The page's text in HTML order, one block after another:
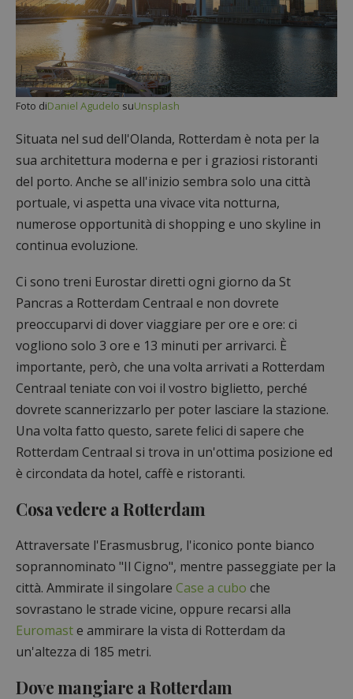
Foto diDaniel Agudelo suUnsplash
Situata nel sud dell'Olanda, Rotterdam è nota per la
sua architettura moderna e per i graziosi ristoranti
del porto. Anche se all'inizio sembra solo una città
portuale, vi aspetta una vivace vita notturna,
numerose opportunità di shopping e uno skyline in
continua evoluzione.
Ci sono treni Eurostar diretti ogni giorno da St
Pancras a Rotterdam Centraal e non dovrete
preoccuparvi di dover viaggiare per ore e ore: ci
vogliono solo 3 ore e 13 minuti per arrivarci. È
importante, però, che una volta arrivati a Rotterdam
Centraal teniate con voi il vostro biglietto, perché
dovrete scannerizzarlo per poter lasciare la stazione.
Una volta fatto questo, sarete felici di sapere che
Rotterdam Centraal si trova in un'ottima posizione ed
è circondata da hotel, caffè e ristoranti.
Cosa vedere a Rotterdam
Attraversate l'Erasmusbrug, l'iconico ponte bianco
soprannominato "Il Cigno", mentre passeggiate per la
città. Ammirate il singolare Case a cubo che
sovrastano le strade vicine, oppure recarsi alla
Euromaste ammirare la vista di Rotterdam da
un'altezza di 185 metri.
Dove mangiare a Rotterdam